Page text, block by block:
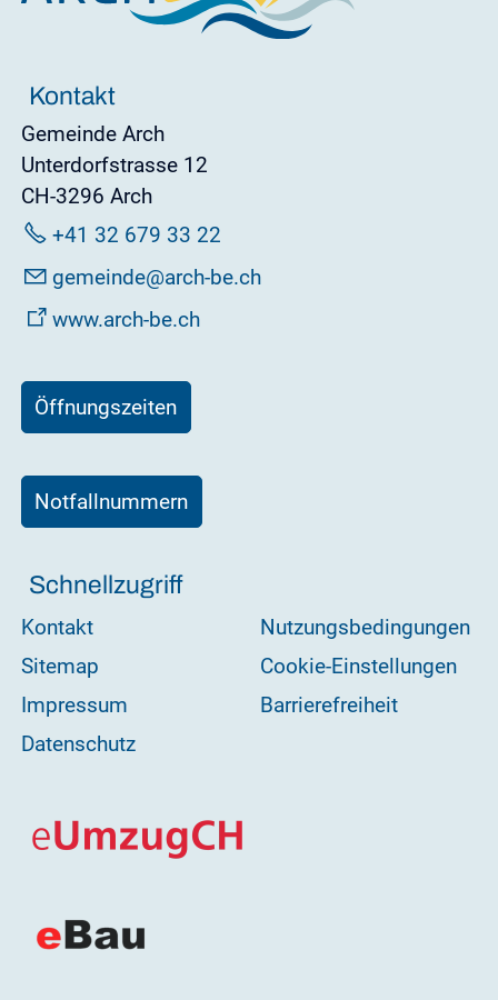
Kontakt
Gemeinde Arch
Unterdorfstrasse 12
CH-3296 Arch
+41 32 679 33 22
g m nd rch-b
ch
www.arch-be.ch
Öffnungszeiten
Notfallnummern
Schnellzugriff
Kontakt
Sitemap
Impressum
Datenschutz
Nutzungsbedingungen
Cookie-Einstellungen
Barrierefreiheit